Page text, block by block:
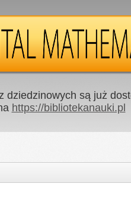
dziedzinowych są już
https://bibliotekanauki.pl